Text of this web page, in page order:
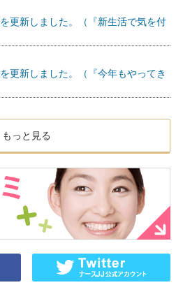
更新しました。（『新生活で気を付
更新しました。（『今年もやってき
もっと見る